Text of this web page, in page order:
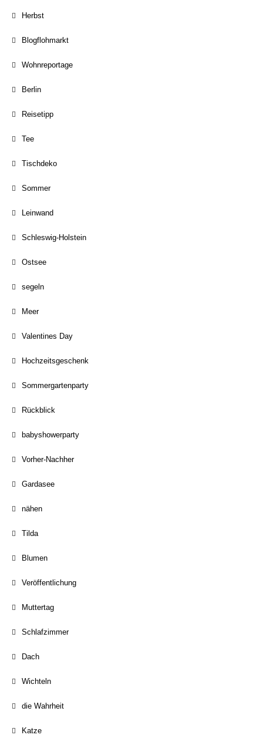
Herbst
Blogflohmarkt
Wohnreportage
Berlin
Reisetipp
Tee
Tischdeko
Sommer
Leinwand
Schleswig-Holstein
Ostsee
segeln
Meer
Valentines Day
Hochzeitsgeschenk
Sommergartenparty
Rückblick
babyshowerparty
Vorher-Nachher
Gardasee
nähen
Tilda
Blumen
Veröffentlichung
Muttertag
Schlafzimmer
Dach
Wichteln
die Wahrheit
Katze